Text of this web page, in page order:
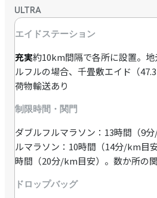
ULTRA
エイドステーション
充実約10km間隔で各所に設置。
ルフルの場合、千畳敷エイド（
荷物輸送あり
制限時間・関門
ダブルフルマラソン：13時間（9
ルマラソン：10時間（14分/km目
時間（20分/km目安）。数か所の
ドロップバッグ